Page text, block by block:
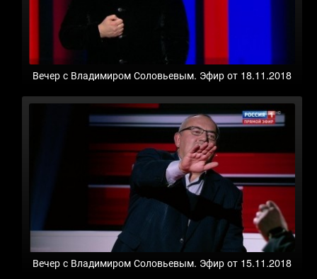
Вечер с Владимиром Соловьевым. Эфир от 18.11.2018
Вечер с Владимиром Соловьевым. Эфир от 15.11.2018